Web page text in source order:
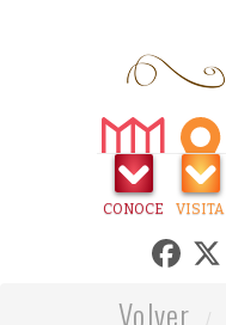
CONOCE VISITA
Volver